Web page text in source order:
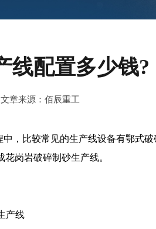
线配置多少钱?
文章来源：佰辰重工
，比较常见的生产线设备有鄂式破
岗岩破碎制砂生产线。